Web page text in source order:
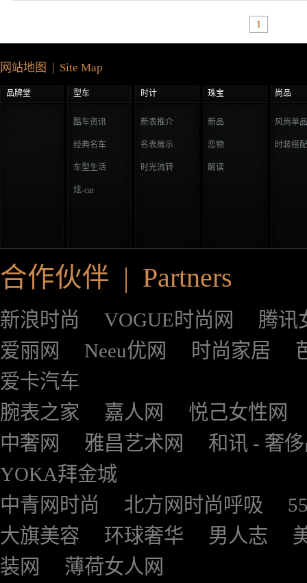
1
网站地图 | Site Map
品牌堂 型车 时计 珠宝 尚品
酷车资讯
经典名车
车型生活
炫-car
新表推介
名表展示
时光流转
新品
恋物
解读
风尚单品
时装搭配
合作伙伴 | Partners
新浪时尚 VOGUE时尚网
腾讯
爱丽网
Neeu优网 时尚家居
爱卡汽车
腕表之家
嘉人网
悦己女性网
中奢网
雅昌艺术网
和讯 - 奢
YOKA拜金城
中青网时尚
北方网时尚呼吸
大旗美容
环球奢华 男人志
装网
薄荷女人网